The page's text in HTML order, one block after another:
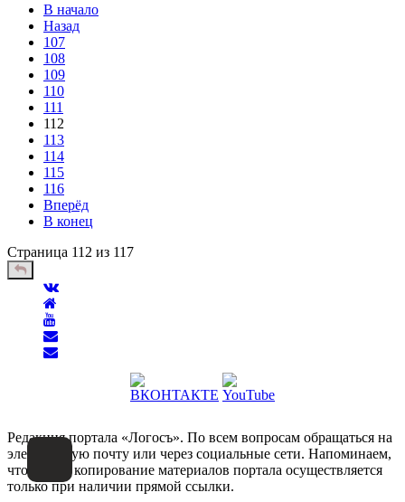
В начало
Назад
107
108
109
110
111
112
113
114
115
116
Вперёд
В конец
Страница 112 из 117
Редакция портала «Логосъ». По всем вопросам обращаться на
электронную почту или через социальные сети. Напоминаем,
что любое копирование материалов портала осуществляется
только при наличии прямой ссылки.